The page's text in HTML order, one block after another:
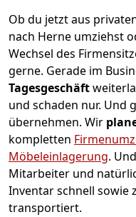
Ob du jetzt aus
nach Herne umziehst
Wechsel des
gerne. Gerade im
Tagesgeschäft
und schaden nur. Und
übernehmen. Wir
kompletten
Möbeleinlagerung.
Mitarbeiter und
Inventar schnell sowie
transportiert.